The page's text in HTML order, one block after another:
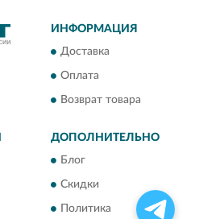
ИНФОРМАЦИЯ
Доставка
Оплата
Возврат товара
ДОПОЛНИТЕЛЬНО
Блог
Скидки
Политика